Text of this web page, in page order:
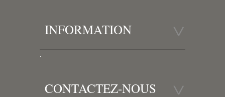
INFORMATION
.
CONTACTEZ-NOUS